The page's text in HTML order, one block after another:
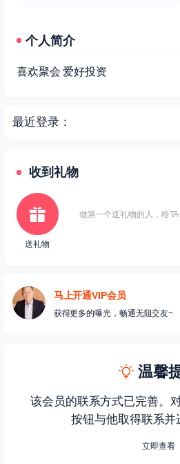
个人简介
喜欢聚会 爱好投资
最近登录：
收到礼物
送礼物
做第一个送礼物的人，给
马上开通VIP会员
获得更多的曝光，畅通无阻交友~
温馨
该会员的联系方式已完善。
按钮与他取得联系并
立即查看